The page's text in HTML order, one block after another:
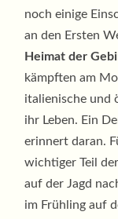
noch einige
an den Ersten
Heimat der
kämpften am
italienische und
ihr Leben. Ein
erinnert daran.
wichtiger Teil
auf der Jagd
im Frühling auf